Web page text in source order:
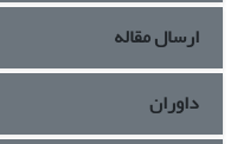
ارسال مقاله
داوران